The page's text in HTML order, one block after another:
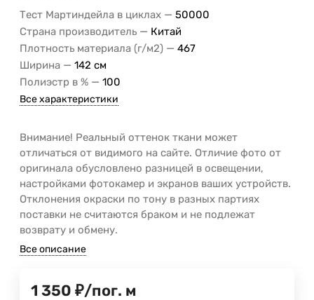
Тест Мартиндейла в циклах — 50000
Страна производитель — Китай
Плотность материала (г/м2) — 467
Ширина — 142 см
Полиэстр в % — 100
Все характеристики
Внимание! Реальный оттенок ткани может
отличаться от видимого на сайте. Отличие фото от
оригинала обусловлено разницей в освещении,
настройками фотокамер и экранов ваших устройств.
Отклонения окраски по тону в разных партиях
поставки не считаются браком и не подлежат
возврату и обмену.
Все описание
1 350 ₽/пог. м